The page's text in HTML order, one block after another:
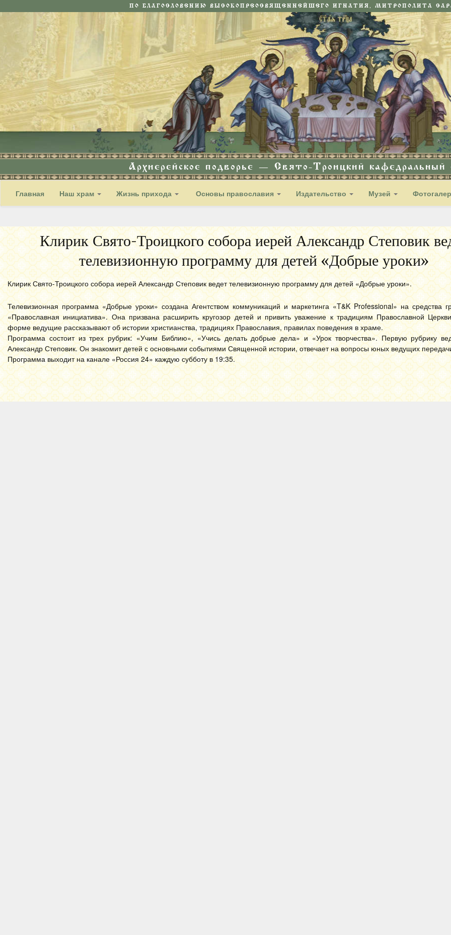
ПО БЛАГОСЛОВЕНИЮ ВЫСОКОПРЕОСВЯЩЕННЕЙШЕГО ИГНАТИЯ, МИТРОПОЛИТА
Архиерейское подворье — Свято-Троицкий кафедральный
Главная Наш храм Жизнь прихода Основы православия Издательство Музей
Клирик Свято-Троицкого собора иерей Александр Степовик
телевизионную программу для детей «Добрые уроки»
Клирик Свято-Троицкого собора иерей Александр Степовик ведет телевизионную программу для детей «Добрые уроки».
Телевизионная программа «Добрые уроки» создана Агентством коммуникаций и маркетинга «T&K Professional» на средства
«Православная инициатива». Она призвана расширить кругозор детей и привить уважение к традициям Православной
форме ведущие рассказывают об истории христианства, традициях Православия, правилах поведения в храме.
Программа состоит из трех рубрик: «Учим Библию», «Учись делать добрые дела» и «Урок творчества». Первую рубрику
Александр Степовик. Он знакомит детей с основными событиями Священной истории, отвечает на вопросы юных ведущих
Программа выходит на канале «Россия 24» каждую субботу в 19:35.